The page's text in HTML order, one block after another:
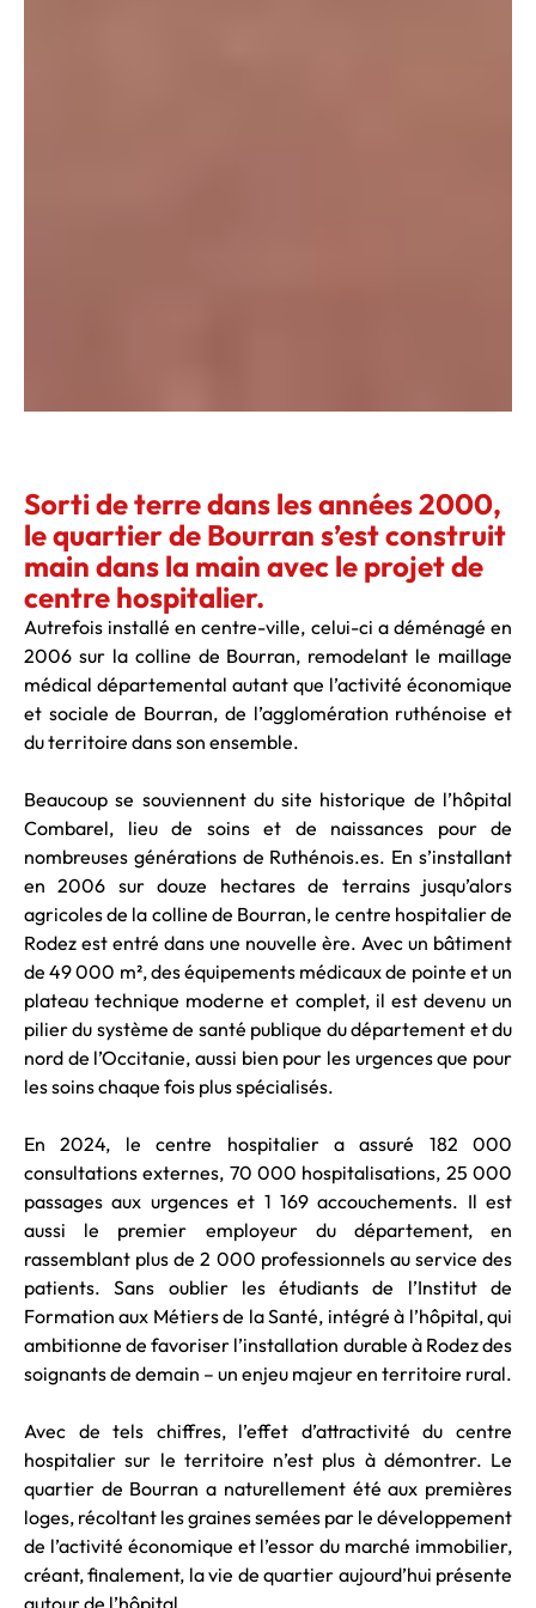
Sorti de terre dans les années 2000,
le quartier de Bourran s’est construit
main dans la main avec le projet de
centre hospitalier.
Autrefois installé en centre-ville, celui-ci a déménagé en
2006 sur la colline de Bourran, remodelant le maillage
médical départemental autant que l’activité économique
et sociale de Bourran, de l’agglomération ruthénoise et
du territoire dans son ensemble.
Beaucoup se souviennent du site historique de l’hôpital
Combarel, lieu de soins et de naissances pour de
nombreuses générations de Ruthénois.es. En s’installant
en 2006 sur douze hectares de terrains jusqu’alors
agricoles de la colline de Bourran, le centre hospitalier de
Rodez est entré dans une nouvelle ère. Avec un bâtiment
de 49 000 m², des équipements médicaux de pointe et un
plateau technique moderne et complet, il est devenu un
pilier du système de santé publique du département et du
nord de l’Occitanie, aussi bien pour les urgences que pour
les soins chaque fois plus spécialisés.
En 2024, le centre hospitalier a assuré 182 000
consultations externes, 70 000 hospitalisations, 25 000
passages aux urgences et 1 169 accouchements. Il est
aussi le premier employeur du département, en
rassemblant plus de 2 000 professionnels au service des
patients. Sans oublier les étudiants de l’Institut de
Formation aux Métiers de la Santé, intégré à l’hôpital, qui
ambitionne de favoriser l’installation durable à Rodez des
soignants de demain – un enjeu majeur en territoire rural.
Avec de tels chiffres, l’effet d’attractivité du centre
hospitalier sur le territoire n’est plus à démontrer. Le
quartier de Bourran a naturellement été aux premières
loges, récoltant les graines semées par le développement
de l’activité économique et l’essor du marché immobilier,
créant, finalement, la vie de quartier aujourd’hui présente
autour de l’hôpital.